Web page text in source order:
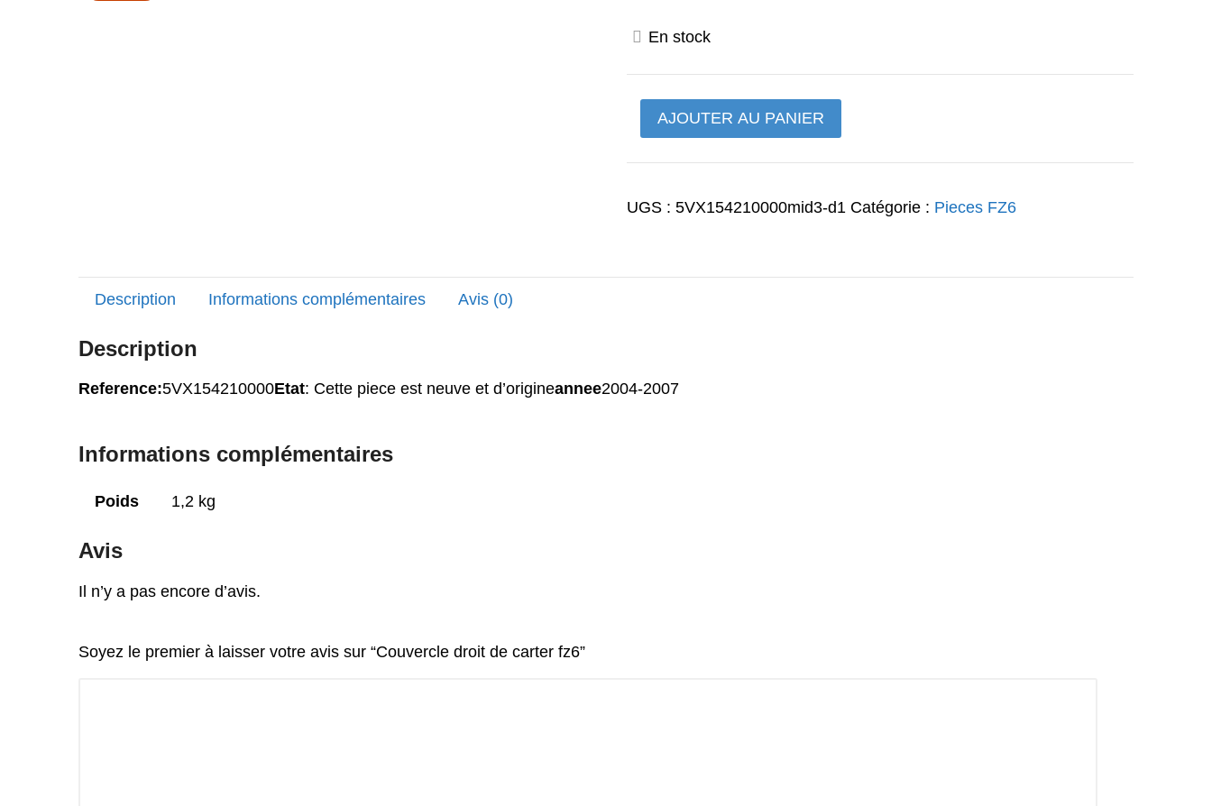
était :
168,00€.
est :
134,40€.
En stock
quantité
de
Couvercle
de
AJOUTER AU PANIER
UGS :5VX154210000mid3-d1 Catégorie : Pieces FZ6
Description Informations complémentaires Avis (0)
Description
Reference:5VX154210000Etat: Cette piece est neuve et d’origineannee2004-2007
Informations complémentaires
Poids 1,2 kg
Avis
Il n’y a pas encore d’avis.
Soyez le premier à laisser votre avis sur “Couvercle droit de carter fz6”